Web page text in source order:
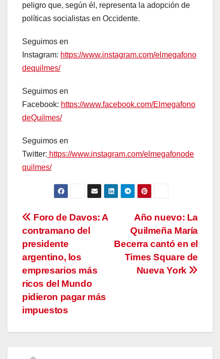
peligro que, según él, representa la adopción de
políticas socialistas en Occidente.
Seguimos en
Instagram: https://www.instagram.com/elmegafono
dequilmes/
Seguimos en
Facebook: https://www.facebook.com/Elmegafono
deQuilmes/
Seguimos en
Twitter: https://www.instagram.com/elmegafonode
quilmes/
Navegación
de
entradas
Año nuevo: La
Quilmeña María
Becerra cantó en el
Times Square de
Nueva York
Foro de Davos: A
contramano del
presidente
argentino, los
empresarios más
ricos del Mundo
pidieron pagar más
impuestos